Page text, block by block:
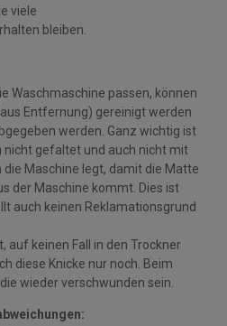
viele
bleiben.
Waschmaschine passen, können
Entfernung) gereinigt werden
werden. Ganz wichtig ist
nicht gefaltet und auch nicht mit
die Maschine legt, damit die Matte
der Maschine kommt. Dies ist
auch keinen Reklamationsgrund
auf keinen Fall in den Trockner
diese Knicke nur noch. Beim
wieder verschwunden sein.